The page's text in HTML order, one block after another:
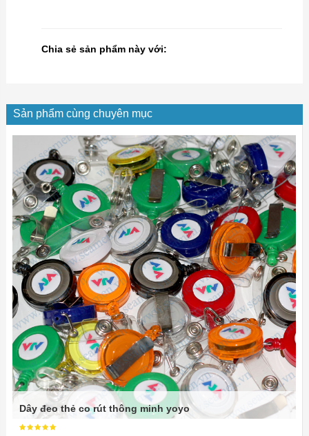
Chia sẻ sản phẩm này với:
Sản phẩm cùng chuyên mục
Dây đeo thẻ co rút thông minh yoyo